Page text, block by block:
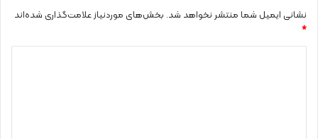
نشانی ایمیل شما منتشر نخواهد شد. بخش‌های موردنیاز علامت‌گذاری شده‌اند
*